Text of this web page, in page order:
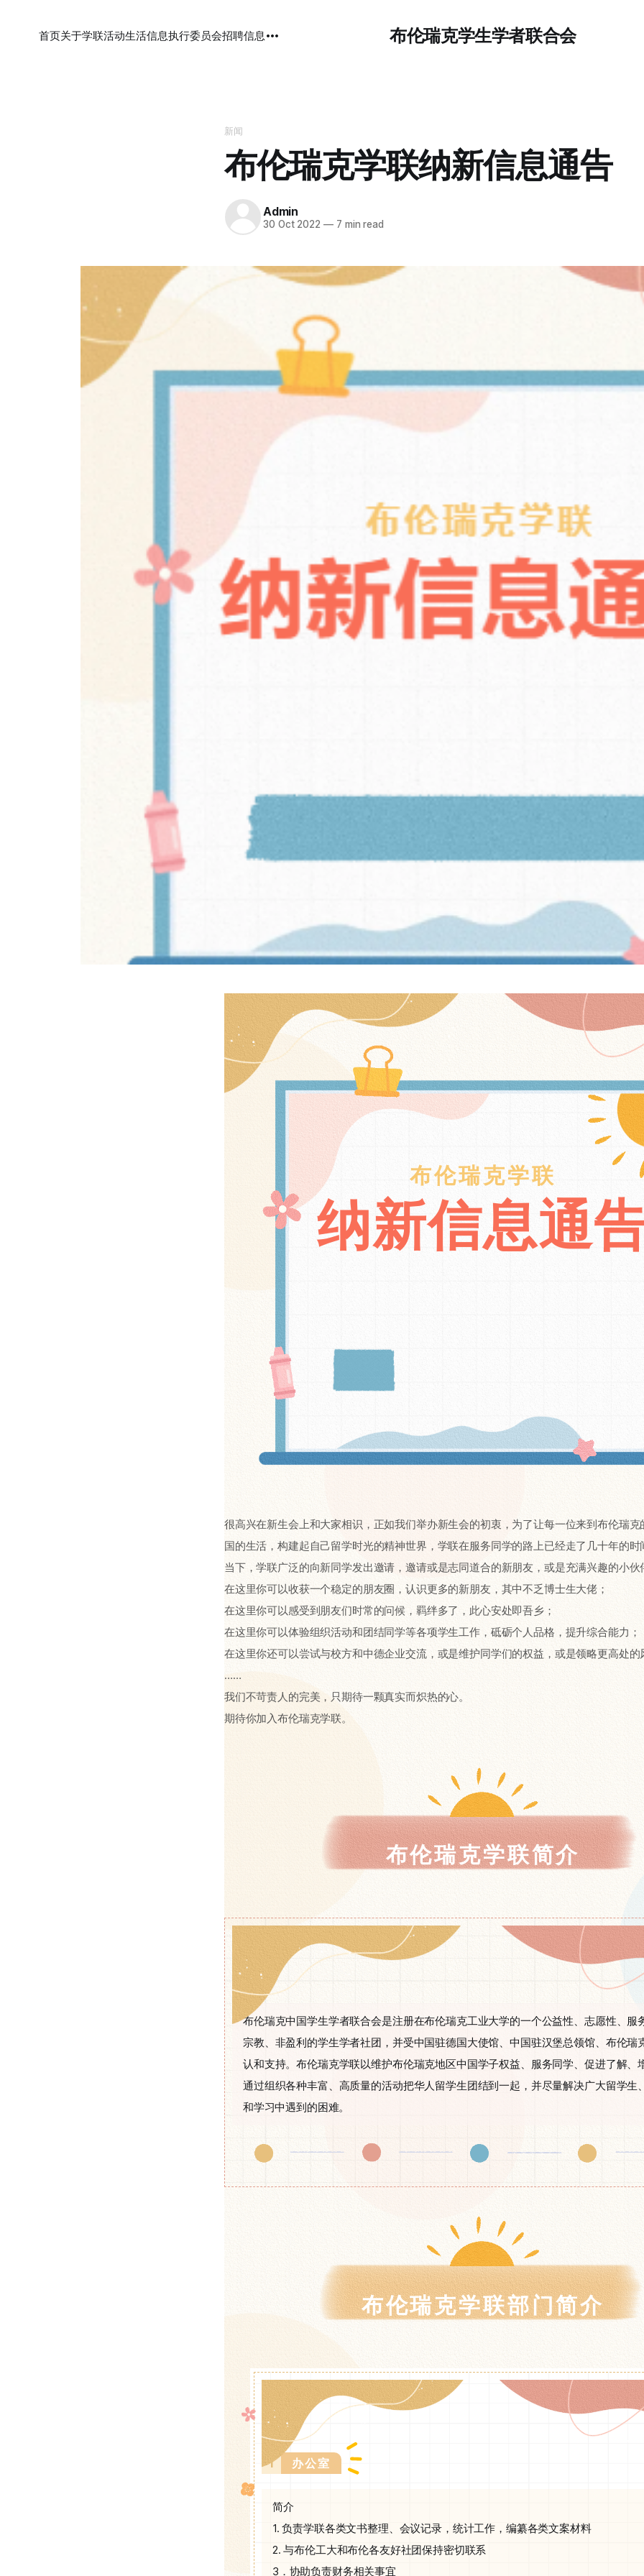
布伦瑞克学生学者联合会
首页关于学联活动生活信息执行委员会招聘信息
新闻
布伦瑞克学联纳新信息通告
Admin
30 Oct 2022 —7 min read
纳新信息通
布伦瑞克学联
很高兴在新生会上和大家相识，正如我们举办新生会的初衷，为了让每一位来到布伦瑞
国的生活，构建起自己留学时光的精神世界，学联在服务同学的路上已经走了几十年的时
当下，学联广泛的向新同学发出邀请，邀请或是志同道合的新朋友，或是充满兴趣的小伙
在这里你可以收获一个稳定的朋友圈，认识更多的新朋友，其中不乏博士生大佬；
在这里你可以感受到朋友们时常的问候，羁绊多了，此心安处即吾乡；
在这里你可以体验组织活动和团结同学等各项学生工作，砥砺个人品格，提升综合能力；
在这里你还可以尝试与校方和中德企业交流，或是维护同学们的权益，或是领略更高处的
……
我们不苛责人的完美，只期待一颗真实而炽热的心。
期待你加入布伦瑞克学联。
布伦瑞克学联简介
布伦瑞克中国学生学者联合会是注册在布伦瑞克工业大学的一个公益性、志愿性、服
宗教、非盈利的学生学者社团，并受中国驻德国大使馆、中国驻汉堡总领馆、布伦瑞
认和支持。布伦瑞克学联以维护布伦瑞克地区中国学子权益、服务同学、促进了解、
通过组织各种丰富、高质量的活动把华人留学生团结到一起，并尽量解决广大留学生
和学习中遇到的困难。
布伦瑞克学联部门简介
1 办公室
简介
1. 负责学联各类文书整理、会议记录，统计工作，编纂各类文案材料
2. 与布伦工大和布伦各友好社团保持密切联系
3．协助负责财务相关事宜